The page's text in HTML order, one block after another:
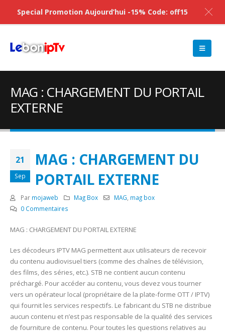
MAG : CHARGEMENT DU PORTAIL
EXTERNE
21
Sep
MAG : CHARGEMENT DU
PORTAIL EXTERNE
Par mojaweb Mag Box MAG mag box
0 Commentaires
MAG : CHARGEMENT DU PORTAIL EXTERNE
Les décodeurs IPTV MAG permettent aux utilisateurs de recevoir
du contenu audiovisuel tiers (comme des chaînes de télévision,
des films, des séries, etc.). STB ne contient aucun contenu
préchargé. Pour accéder au contenu, vous devez vous tourner
vers un opérateur local (propriétaire de la plate-forme OTT / IPTV)
qui fournit les services respectifs. Le fabricant du STB ne distribue
aucun contenu et n’est pas responsable de la qualité des services
de fourniture de contenu. Pour toutes les questions relatives au
Special Promotion Aujourd’hui -15% Code: off15